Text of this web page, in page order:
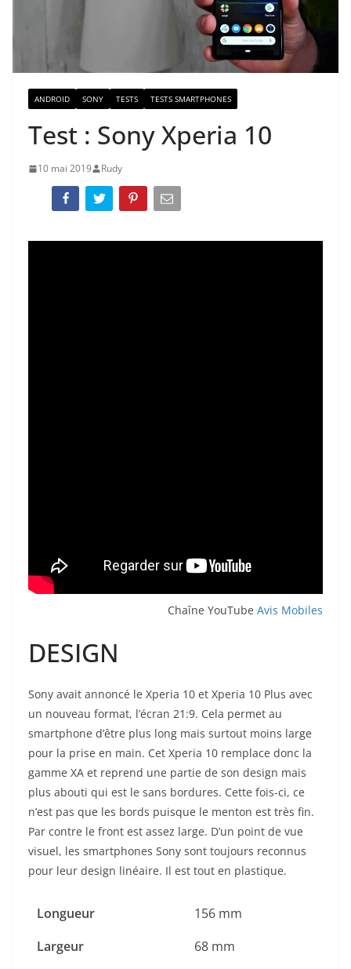
ANDROID SONY TESTS TESTS SMARTPHONES
Test : Sony Xperia 10
10 mai 2019 Rudy
Chaîne YouTube Avis Mobiles
DESIGN
Sony avait annoncé le Xperia 10 et Xperia 10 Plus avec
un nouveau format, l’écran 21:9. Cela permet au
smartphone d’être plus long mais surtout moins large
pour la prise en main. Cet Xperia 10 remplace donc la
gamme XA et reprend une partie de son design mais
plus abouti qui est le sans bordures. Cette fois-ci, ce
n’est pas que les bords puisque le menton est très fin.
Par contre le front est assez large. D’un point de vue
visuel, les smartphones Sony sont toujours reconnus
pour leur design linéaire. Il est tout en plastique.
Longueur
156 mm
Largeur
68 mm